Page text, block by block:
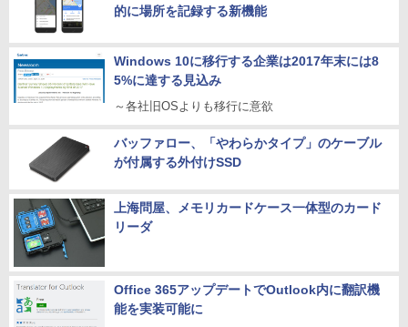
的に場所を記録する新機能
Windows 10に移行する企業は2017年末には8
5%に達する見込み
～各社旧OSよりも移行に意欲
バッファロー、「やわらかタイプ」のケーブル
が付属する外付けSSD
上海問屋、メモリカードケース一体型のカード
リーダ
Office 365アップデートでOutlook内に翻訳機
能を実装可能に